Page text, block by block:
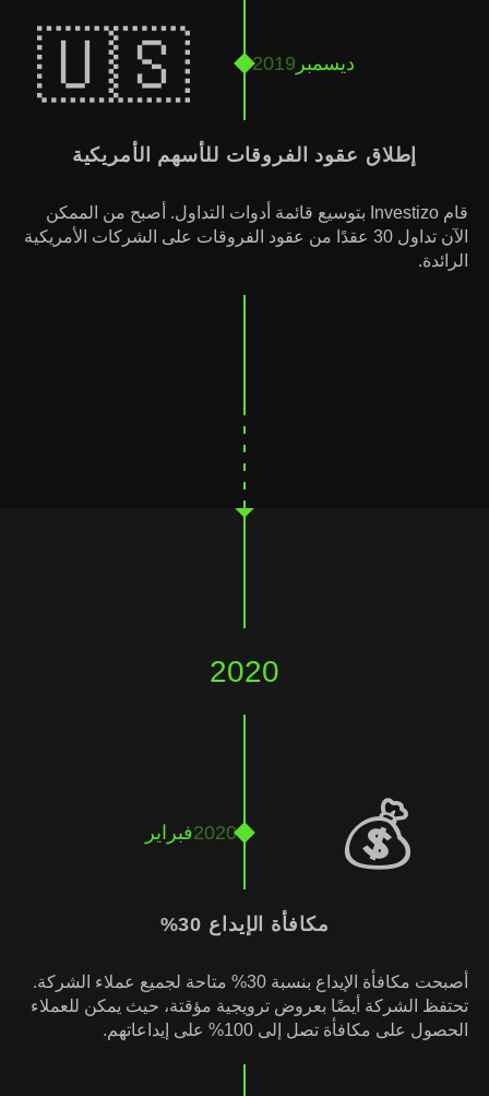
إطلاق عقود الفروقات للأسهم الأمريكية
قام Investizo بتوسيع قائمة أدوات التداول. أصبح من الممكن
الآن تداول 30 عقدًا من عقود الفروقات على الشركات الأمريكية
الرائدة.
ديسمبر 2019
🇺🇸
2020
مكافأة الإيداع 30%
أصبحت مكافأة الإيداع بنسبة 30% متاحة لجميع عملاء الشركة.
تحتفظ الشركة أيضًا بعروض ترويجية مؤقتة، حيث يمكن للعملاء
الحصول على مكافأة تصل إلى 100% على إيداعاتهم.
فبراير2020 💰